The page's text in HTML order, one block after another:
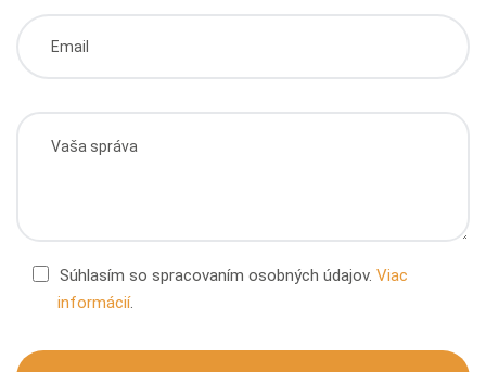
Súhlasím so spracovaním osobných údajov.Viac
informácií.